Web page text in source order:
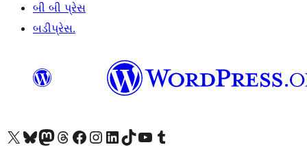
બી બી પ્રેસ
બડીપ્રેસ.
અમારા X (અગાઉ ટ્વિટર) એકાઉન્ટની મુલાકાત લોઅમારા Bluesky એકાઉન્ટની મુલાકાત લોઅમારા માસ્ટોડોન એકાઉન્ટની મુલાકાત લોઅમારા Threads એકાઉન્ટની મુલાકાત લો અમારા ફેસબુક પેજની મુલાકાત લોઅમારા ઇન્સ્ટાગ્રામ એકાઉન્ટની મુલાકાત લો અમારા LinkedIn એકાઉન્ટની મુલાકાત લોઅમારા TikTok એકાઉન્ટની મુલાકાત લોઅમારી YouTube ચેનલની મુલાકાત લો અમારા Tumblr એકાઉન્ટની મુલાકાત લો